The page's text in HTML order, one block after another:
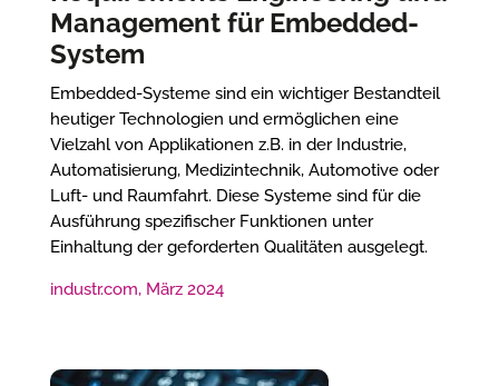
Management für Embedded-
System
Embedded-Systeme sind ein wichtiger Bestandteil
heutiger Technologien und ermöglichen eine
Vielzahl von Applikationen z.B. in der Industrie,
Automatisierung, Medizintechnik, Automotive oder
Luft- und Raumfahrt. Diese Systeme sind für die
Ausführung spezifischer Funktionen unter
Einhaltung der geforderten Qualitäten ausgelegt.
industr.com, März 2024